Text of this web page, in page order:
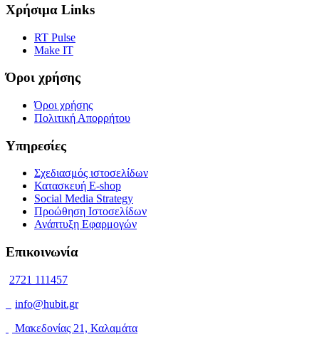
Χρήσιμα Links
RT Pulse
Make IT
Όροι χρήσης
Όροι χρήσης
Πολιτική Απορρήτου
Υπηρεσίες
Σχεδιασμός ιστοσελίδων
Κατασκευή E-shop
Social Media Strategy
Προώθηση Ιστοσελίδων
Ανάπτυξη Εφαρμογών
Επικοινωνία
2721 111457
info@hubit.gr
Μακεδονίας 21, Καλαμάτα